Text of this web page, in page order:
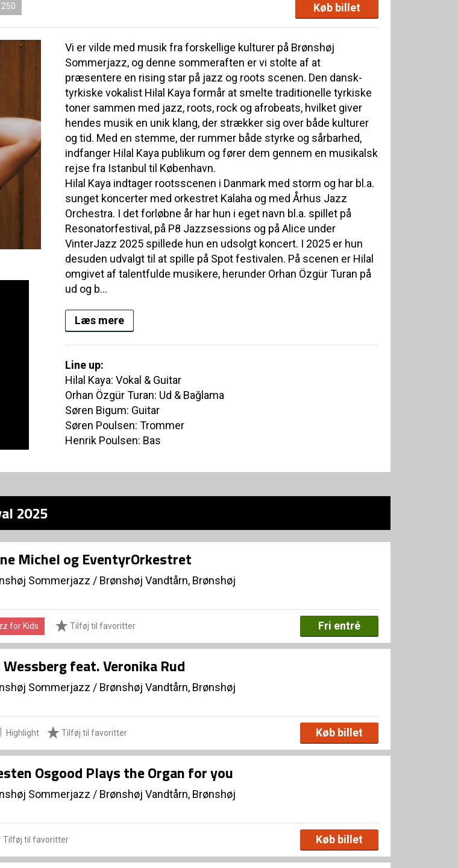
250 Køb billet
Vi er vilde med musik fra forskellige kulturer på Brønshøj
Sommerjazz, og denne sommeraften er vi stolte af at
præsentere en rising star på jazz og roots scenen. Den dansk-
tyrkiske vokalist Hilal Kaya formår at smelte traditionelle tyrkiske
toner sammen med jazz, roots, rock og afrobeats, hvilket giver
hendes musik en unik klang, der strækker sig over både kulturer
og tid. Med en stemme, der rummer både styrke og sårbarhed,
indfanger Hilal Kaya publikum og fører dem gennem en musikalsk
rejse fra Istanbul til København.
Hilal Kaya indtager rootsscenen i Danmark med storm og har bl.a.
sunget koncerter med orkestret Kalaha og med Århus Jazz
Orchestra. I det forløbne år har hun i eget navn bl.a. spillet på
Resonatorfestival, på P8 Jazzsessions og på Alice under
VinterJazz 2025 spillede hun en udsolgt koncert. I 2025 er hun
desuden udvalgt til at spille på Spot festivalen. På scenen er Hilal
omgivet af talentfulde musikere, herunder Orhan Özgür Turan på
ud og b...
Læs mere
Line up:
Hilal Kaya: Vokal & Guitar
Orhan Özgür Turan: Ud & Bağlama
Søren Bigum: Guitar
Søren Poulsen: Trommer
Henrik Poulsen: Bas
2025
Michel og EventyrOrkestret
Sommerjazz / Brønshøj Vandtårn, Brønshøj
for Kids Tilføj til favoritter Fri entré
Wessberg feat. Veronika Rud
Sommerjazz / Brønshøj Vandtårn, Brønshøj
Highlight Tilføj til favoritter Køb billet
Osgood Plays the Organ for you
Sommerjazz / Brønshøj Vandtårn, Brønshøj
Tilføj til favoritter Køb billet